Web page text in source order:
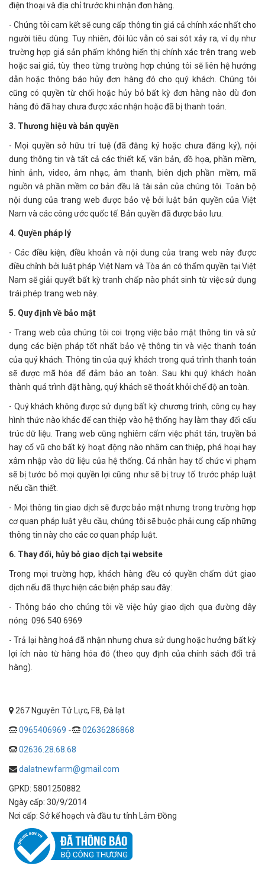
điện thoại và địa chỉ trước khi nhận đơn hàng.
- Chúng tôi cam kết sẽ cung cấp thông tin giá cả chính xác nhất cho
người tiêu dùng. Tuy nhiên, đôi lúc vẫn có sai sót xảy ra, ví dụ như
trường hợp giá sản phẩm không hiển thị chính xác trên trang web
hoặc sai giá, tùy theo từng trường hợp chúng tôi sẽ liên hệ hướng
dẫn hoặc thông báo hủy đơn hàng đó cho quý khách. Chúng tôi
cũng có quyền từ chối hoặc hủy bỏ bất kỳ đơn hàng nào dù đơn
hàng đó đã hay chưa được xác nhận hoặc đã bị thanh toán.
3. Thương hiệu và bản quyền
- Mọi quyền sở hữu trí tuệ (đã đăng ký hoặc chưa đăng ký), nội
dung thông tin và tất cả các thiết kế, văn bản, đồ họa, phần mềm,
hình ảnh, video, âm nhạc, âm thanh, biên dịch phần mềm, mã
nguồn và phần mềm cơ bản đều là tài sản của chúng tôi. Toàn bộ
nội dung của trang web được bảo vệ bởi luật bản quyền của Việt
Nam và các công ước quốc tế. Bản quyền đã được bảo lưu.
4. Quyền pháp lý
- Các điều kiện, điều khoản và nội dung của trang web này được
điều chỉnh bởi luật pháp Việt Nam và Tòa án có thẩm quyền tại Việt
Nam sẽ giải quyết bất kỳ tranh chấp nào phát sinh từ việc sử dụng
trái phép trang web này.
5. Quy định về bảo mật
- Trang web của chúng tôi coi trọng việc bảo mật thông tin và sử
dụng các biện pháp tốt nhất bảo vệ thông tin và việc thanh toán
của quý khách. Thông tin của quý khách trong quá trình thanh toán
sẽ được mã hóa để đảm bảo an toàn. Sau khi quý khách hoàn
thành quá trình đặt hàng, quý khách sẽ thoát khỏi chế độ an toàn.
- Quý khách không được sử dụng bất kỳ chương trình, công cụ hay
hình thức nào khác để can thiệp vào hệ thống hay làm thay đổi cấu
trúc dữ liệu. Trang web cũng nghiêm cấm việc phát tán, truyền bá
hay cổ vũ cho bất kỳ hoạt động nào nhằm can thiệp, phá hoại hay
xâm nhập vào dữ liệu của hệ thống. Cá nhân hay tổ chức vi phạm
sẽ bị tước bỏ mọi quyền lợi cũng như sẽ bị truy tố trước pháp luật
nếu cần thiết.
- Mọi thông tin giao dịch sẽ được bảo mật nhưng trong trường hợp
cơ quan pháp luật yêu cầu, chúng tôi sẽ buộc phải cung cấp những
thông tin này cho các cơ quan pháp luật.
6. Thay đổi, hủy bỏ giao dịch tại website
Trong mọi trường hợp, khách hàng đều có quyền chấm dứt giao
dịch nếu đã thực hiện các biện pháp sau đây:
- Thông báo cho chúng tôi về việc hủy giao dịch qua đường dây
nóng 096 540 6969
- Trả lại hàng hoá đã nhận nhưng chưa sử dụng hoặc hưởng bất kỳ
lợi ích nào từ hàng hóa đó (theo quy định của chính sách đổi trả
hàng).
267 Nguyên Tử Lực, F8, Đà lạt
0965406969 - 02636286868
02636.28.68.68
dalatnewfarm@gmail.com
GPKD: 5801250882
Ngày cấp: 30/9/2014
Nơi cấp: Sở kế hoạch và đầu tư tỉnh Lâm Đồng